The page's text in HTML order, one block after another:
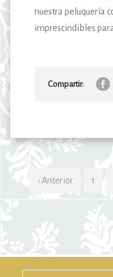
nuestra peluquería
imprescindibles
Compartir:
‹ Anterior 1